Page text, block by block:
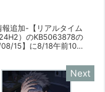
報追加-【リアルタイム
）のKB5063878の
15】に8/18午前10：